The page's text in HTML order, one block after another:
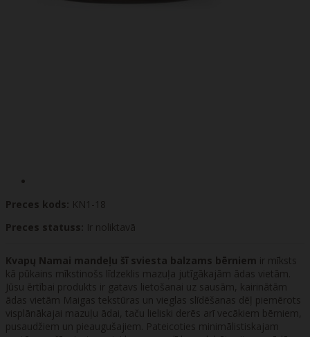
Preces kods: KN1-18
Preces statuss: Ir noliktavā
Kvapų Namai mandeļu šī sviesta balzams bērniem ir mīksts
kā pūkains mīkstinošs līdzeklis mazuļa jutīgākajām ādas vietām.
Jūsu ērtībai produkts ir gatavs lietošanai uz sausām, kairinātām
ādas vietām Maigas tekstūras un vieglas slīdēšanas dēļ piemērots
visplānākajai mazuļu ādai, taču lieliski derēs arī vecākiem bērniem,
pusaudžiem un pieaugušajiem. Pateicoties minimālistiskajam